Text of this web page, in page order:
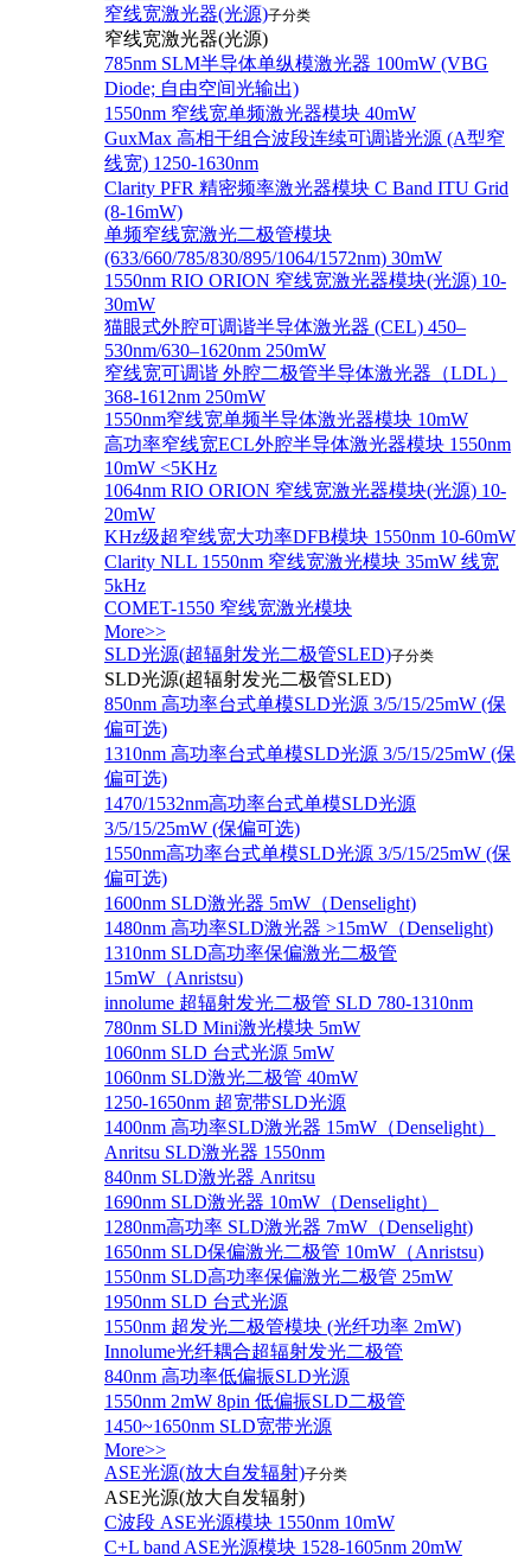
窄线宽激光器(光源)子分类
窄线宽激光器(光源)
785nm SLM半导体单纵模激光器 100mW (VBG
Diode; 自由空间光输出)
1550nm 窄线宽单频激光器模块 40mW
GuxMax 高相干组合波段连续可调谐光源 (A型窄
线宽) 1250-1630nm
Clarity PFR 精密频率激光器模块 C Band ITU Grid
(8-16mW)
单频窄线宽激光二极管模块
(633/660/785/830/895/1064/1572nm) 30mW
1550nm RIO ORION 窄线宽激光器模块(光源) 10-
30mW
猫眼式外腔可调谐半导体激光器 (CEL) 450–
530nm/630–1620nm 250mW
窄线宽可调谐 外腔二极管半导体激光器（LDL）
368-1612nm 250mW
1550nm窄线宽单频半导体激光器模块 10mW
高功率窄线宽ECL外腔半导体激光器模块 1550nm
10mW <5KHz
1064nm RIO ORION 窄线宽激光器模块(光源) 10-
20mW
KHz级超窄线宽大功率DFB模块 1550nm 10-60mW
Clarity NLL 1550nm 窄线宽激光模块 35mW 线宽
5kHz
COMET-1550 窄线宽激光模块
More>>
SLD光源(超辐射发光二极管SLED)子分类
SLD光源(超辐射发光二极管SLED)
850nm 高功率台式单模SLD光源 3/5/15/25mW (保
偏可选)
1310nm 高功率台式单模SLD光源 3/5/15/25mW (保
偏可选)
1470/1532nm高功率台式单模SLD光源
3/5/15/25mW (保偏可选)
1550nm高功率台式单模SLD光源 3/5/15/25mW (保
偏可选)
1600nm SLD激光器 5mW（Denselight)
1480nm 高功率SLD激光器 >15mW（Denselight)
1310nm SLD高功率保偏激光二极管
15mW（Anristsu)
innolume 超辐射发光二极管 SLD 780-1310nm
780nm SLD Mini激光模块 5mW
1060nm SLD 台式光源 5mW
1060nm SLD激光二极管 40mW
1250-1650nm 超宽带SLD光源
1400nm 高功率SLD激光器 15mW（Denselight）
Anritsu SLD激光器 1550nm
840nm SLD激光器 Anritsu
1690nm SLD激光器 10mW（Denselight）
1280nm高功率 SLD激光器 7mW（Denselight)
1650nm SLD保偏激光二极管 10mW（Anristsu)
1550nm SLD高功率保偏激光二极管 25mW
1950nm SLD 台式光源
1550nm 超发光二极管模块 (光纤功率 2mW)
Innolume光纤耦合超辐射发光二极管
840nm 高功率低偏振SLD光源
1550nm 2mW 8pin 低偏振SLD二极管
1450~1650nm SLD宽带光源
More>>
ASE光源(放大自发辐射)子分类
ASE光源(放大自发辐射)
C波段 ASE光源模块 1550nm 10mW
C+L band ASE光源模块 1528-1605nm 20mW